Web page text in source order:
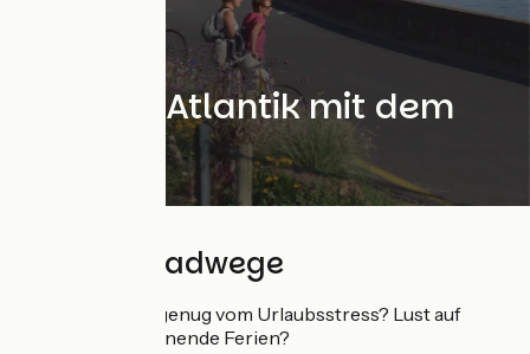
Loiretal-Atlantik mit dem
4100 km Radwege
Haben Sie auch genug vom Urlaubsstress? Lust auf
wirklich entspannende Ferien?